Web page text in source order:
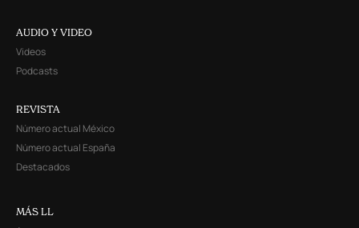
AUDIO Y VIDEO
Videos
Podcasts
REVISTA
Número actual México
Número actual España
Destacados
MÁS LL